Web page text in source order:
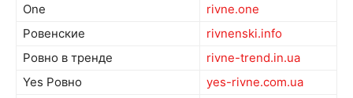
One
rivne.one
Ровенские
rivnenski.info
Ровно в тренде
rivne-trend.in.ua
Yes Ровно
yes-rivne.com.ua